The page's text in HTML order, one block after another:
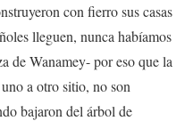
con fierro sus casas
lleguen, nunca habíamos
de Wanamey- por eso que la
a otro sitio, no son
bajaron del árbol de